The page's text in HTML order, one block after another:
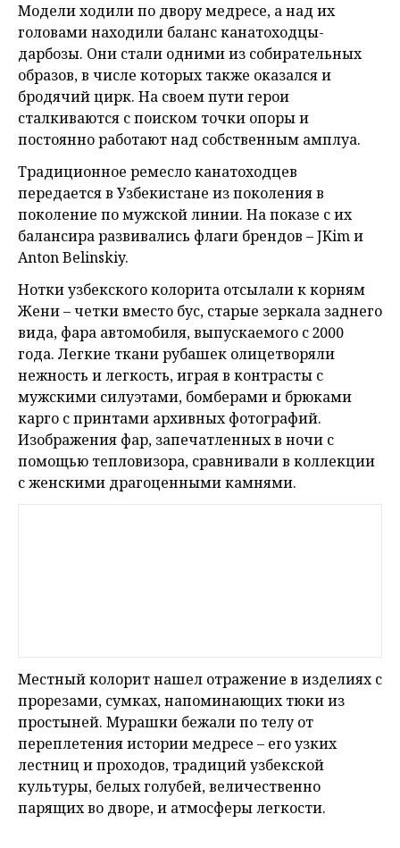
Модели ходили по двору медресе, а над их
головами находили баланс канатоходцы-
дарбозы. Они стали одними из собирательных
образов, в числе которых также оказался и
бродячий цирк. На своем пути герои
сталкиваются с поиском точки опоры и
постоянно работают над собственным амплуа.
Традиционное ремесло канатоходцев
передается в Узбекистане из поколения в
поколение по мужской линии. На показе с их
балансира развивались флаги брендов – JKim и
Anton Belinskiy.
Нотки узбекского колорита отсылали к корням
Жени – четки вместо бус, старые зеркала заднего
вида, фара автомобиля, выпускаемого с 2000
года. Легкие ткани рубашек олицетворяли
нежность и легкость, играя в контрасты с
мужскими силуэтами, бомберами и брюками
карго с принтами архивных фотографий.
Изображения фар, запечатленных в ночи с
помощью тепловизора, сравнивали в коллекции
с женскими драгоценными камнями.
Местный колорит нашел отражение в изделиях с
прорезами, сумках, напоминающих тюки из
простыней. Мурашки бежали по телу от
переплетения истории медресе – его узких
лестниц и проходов, традиций узбекской
культуры, белых голубей, величественно
парящих во дворе, и атмосферы легкости.